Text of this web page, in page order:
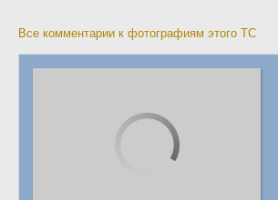
Все комментарии к фотографиям этого ТС